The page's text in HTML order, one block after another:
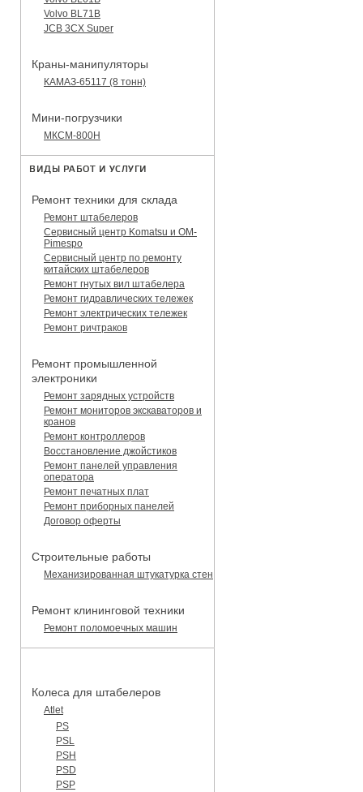
Volvo BL71B
JCB 3CX Super
Краны-манипуляторы
КАМАЗ-65117 (8 тонн)
Мини-погрузчики
МКСМ-800H
ВИДЫ РАБОТ И УСЛУГИ
Ремонт техники для склада
Ремонт штабелеров
Сервисный центр Komatsu и OM-
Pimespo
Сервисный центр по ремонту
китайских штабелеров
Ремонт гнутых вил штабелера
Ремонт гидравлических тележек
Ремонт электрических тележек
Ремонт ричтраков
Ремонт промышленной
электроники
Ремонт зарядных устройств
Ремонт мониторов экскаваторов и
кранов
Ремонт контроллеров
Восстановление джойстиков
Ремонт панелей управления
оператора
Ремонт печатных плат
Ремонт приборных панелей
Договор оферты
Строительные работы
Механизированная штукатурка стен
Ремонт клининговой техники
Ремонт поломоечных машин
Колеса для штабелеров
Atlet
PS
PSL
PSH
PSD
PSP